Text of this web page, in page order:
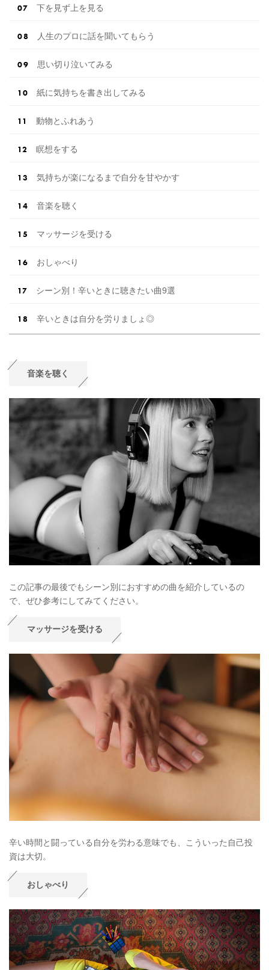
下を見ず上を見る
人生のプロに話を聞いてもらう
思い切り泣いてみる
紙に気持ちを書き出してみる
動物とふれあう
瞑想をする
気持ちが楽になるまで自分を甘やかす
音楽を聴く
マッサージを受ける
おしゃべり
シーン別！辛いときに聴きたい曲9選
辛いときは自分を労りましょ◎
音楽を聴く
この記事の最後でもシーン別におすすめの曲を紹介しているの
で、ぜひ参考にしてみてください。
マッサージを受ける
辛い時間と闘っている自分を労わる意味でも、こういった自己投
資は大切。
おしゃべり